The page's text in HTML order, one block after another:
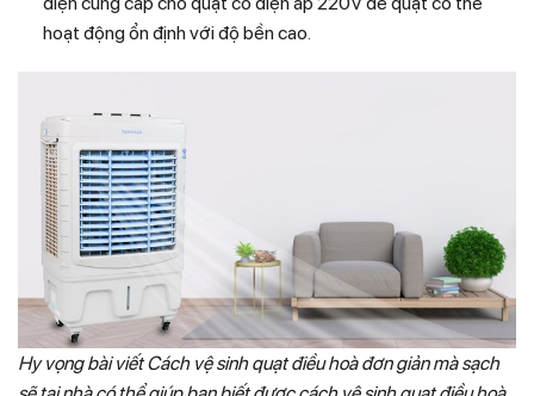
hoạt động ổn định với độ bền cao.
Hy vọng bài viết Cách vệ sinh quạt điều hoà đơn giản mà sạch